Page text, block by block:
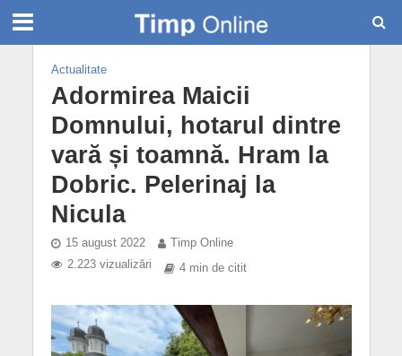
Actualitate
Adormirea Maicii
Domnului, hotarul dintre
vară și toamnă. Hram la
Dobric. Pelerinaj la
Nicula
15 august 2022
Timp Online
2.223 vizualizări
4 min de citit